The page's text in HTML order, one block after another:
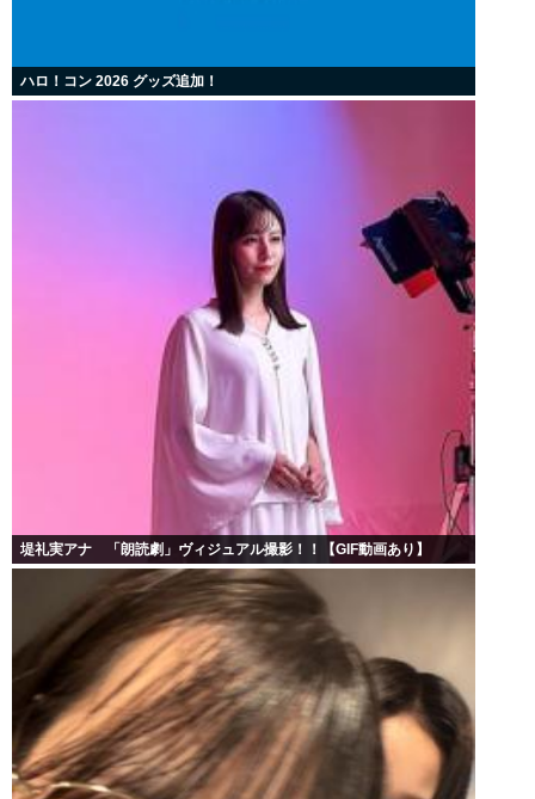
ハロ！コン 2026 グッズ追加！
堤礼実アナ 「朗読劇」ヴィジュアル撮影！！【GIF動画あり】